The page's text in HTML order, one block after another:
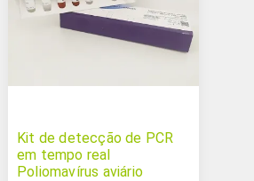
Kit de detecção de PCR
em tempo real
Poliomavírus aviário